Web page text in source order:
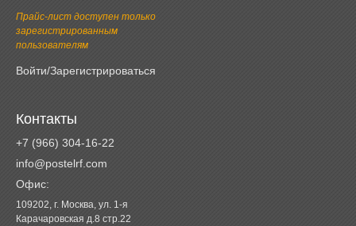
Прайс-лист доступен только
зарегистрированным
пользователям
Войти/Зарегистрироваться
Контакты
+7 (966) 304-16-22
info@postelrf.com
Офис:
109202, г. Москва, ул. 1-я
Карачаровская д.8 стр.22